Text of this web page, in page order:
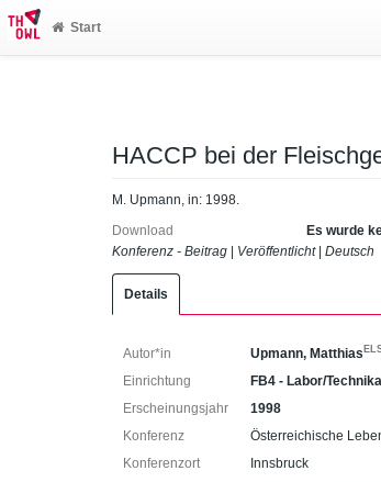
Start
HACCP bei der
M. Upmann, in: 1998.
Download
Es wurde
Konferenz - Beitrag
Veröffentlicht| Deutsch
Details
Autor*in Upmann, Matthias
Einrichtung
FB4 - Labor/
Erscheinungsjahr
1998
Konferenz
Österreichische
Konferenzort
Innsbruck